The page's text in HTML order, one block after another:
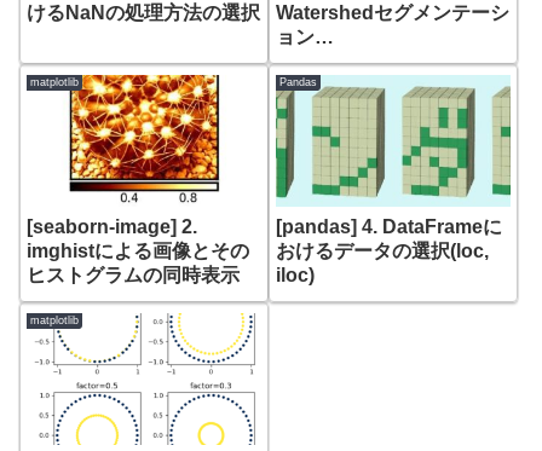
けるNaNの処理方法の選択
Watershedセグメンテーシ
ョン
(skimage.morphology
watershed)
matplotlib
[seaborn-image] 2.
imghistによる画像とその
ヒストグラムの同時表示
Pandas
[pandas] 4. DataFrameに
おけるデータの選択(loc,
iloc)
matplotlib